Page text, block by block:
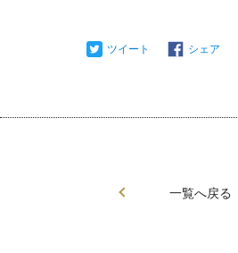
ツイート シェア
一覧へ戻る